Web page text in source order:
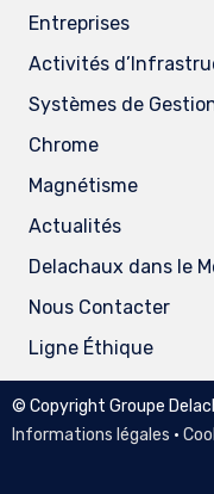
Entreprises
Activités
Systèmes de
Chrome
Magnétisme
Actualités
Delachaux dans le
Nous Contacter
Ligne Éthique
© Copyright Groupe
Informations légales •